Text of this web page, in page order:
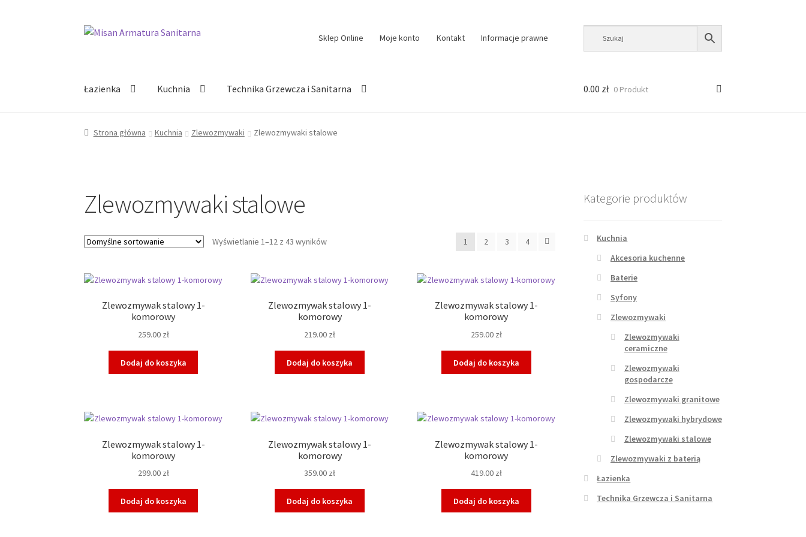
Przejdź
Przejdź
Sklep Online Moje konto Kontakt Informacje prawne
Łazienka Kuchnia Technika Grzewcza i Sanitarna 0.00 zł 0 Produkt
Strona główna Kuchnia Zlewozmywaki Zlewozmywaki stalowe
Zlewozmywaki stalowe
1 2 3 4
Wyświetlanie 1–12 z 43 wyników
Zlewozmywak stalowy 1-
komorowy
259.00 zł
Dodaj do koszyka
Zlewozmywak stalowy 1-
komorowy
219.00 zł
Dodaj do koszyka
Zlewozmywak stalowy 1-
komorowy
259.00 zł
Dodaj do koszyka
Zlewozmywak stalowy 1-
komorowy
299.00 zł
Dodaj do koszyka
Zlewozmywak stalowy 1-
komorowy
359.00 zł
Dodaj do koszyka
Zlewozmywak stalowy 1-
komorowy
419.00 zł
Dodaj do koszyka
Kategorie produktów
Kuchnia
Akcesoria kuchenne
Baterie
Syfony
Zlewozmywaki
Zlewozmywaki
ceramiczne
Zlewozmywaki
gospodarcze
Zlewozmywaki granitowe
Zlewozmywaki hybrydowe
Zlewozmywaki stalowe
Zlewozmywaki z baterią
Łazienka
Technika Grzewcza i Sanitarna